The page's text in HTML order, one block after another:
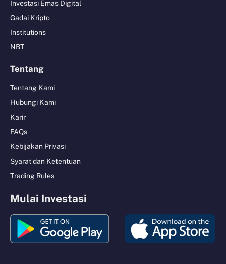
Investasi Emas Digital
Gadai Kripto
Institutions
NBT
Tentang
Tentang Kami
Hubungi Kami
Karir
FAQs
Kebijakan Privasi
Syarat dan Ketentuan
Trading Rules
Mulai Investasi